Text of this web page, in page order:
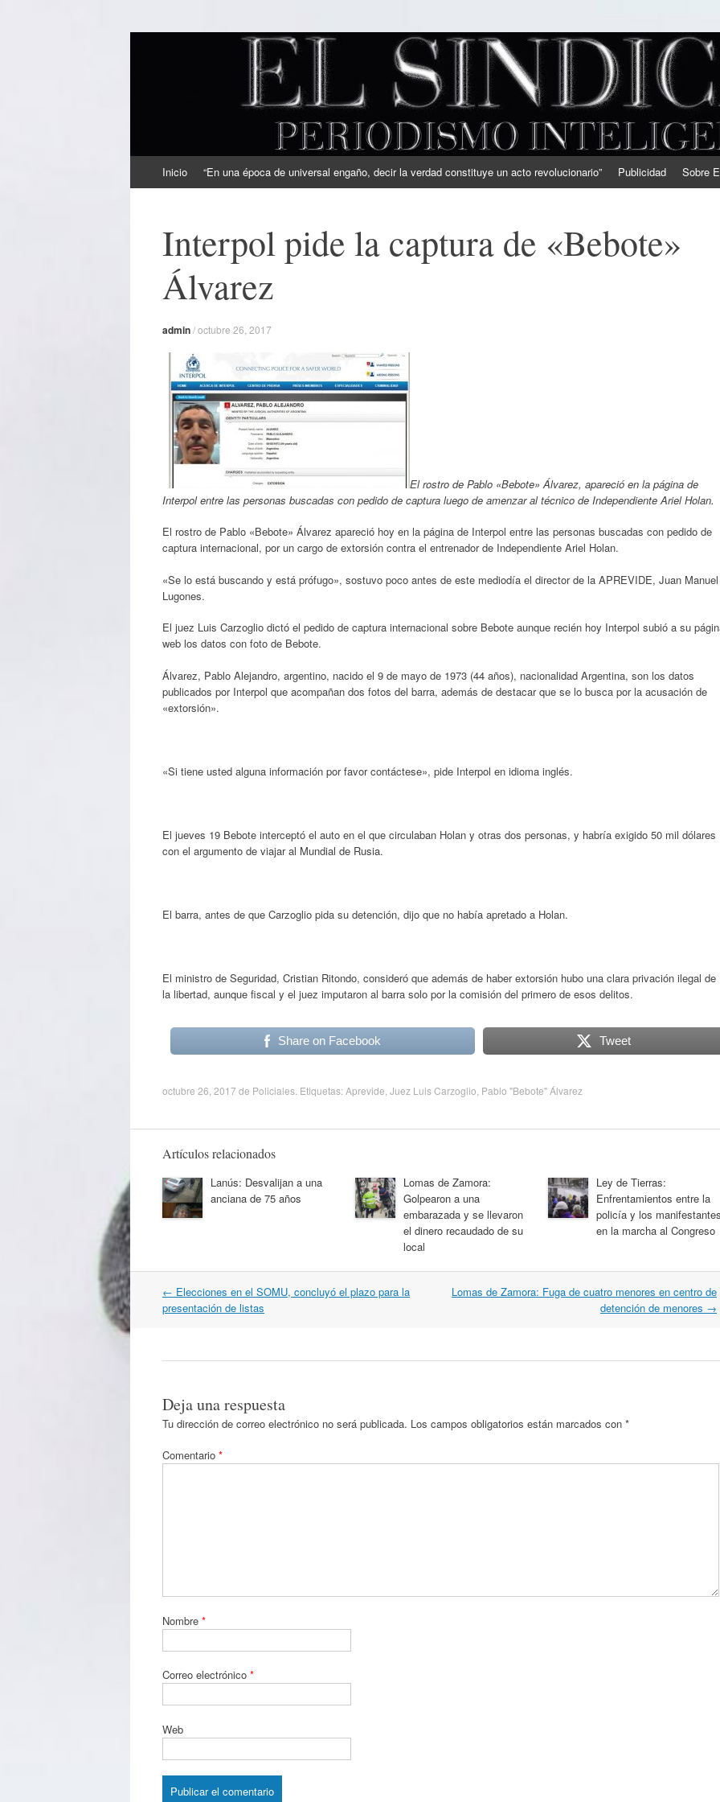
EL SINDICAL
Periodismo Inteligente
al
Inicio “En una época de universal engaño, decir la verdad constituye un acto revolucionario” Publicidad Sobre
Interpol pide la captura de «Bebote»
Álvarez
admin/octubre 26, 2017
El rostro de Pablo «Bebote» Álvarez, apareció en la página de
Interpol entre las personas buscadas con pedido de captura luego de amenzar al técnico de Independiente Ariel Holan.
El rostro de Pablo «Bebote» Álvarez apareció hoy en la página de Interpol entre las personas buscadas con pedido de
captura internacional, por un cargo de extorsión contra el entrenador de Independiente Ariel Holan.
«Se lo está buscando y está prófugo», sostuvo poco antes de este mediodía el director de la APREVIDE, Juan Manuel
Lugones.
El juez Luis Carzoglio dictó el pedido de captura internacional sobre Bebote aunque recién hoy Interpol subió a su
web los datos con foto de Bebote.
Álvarez, Pablo Alejandro, argentino, nacido el 9 de mayo de 1973 (44 años), nacionalidad Argentina, son los datos
publicados por Interpol que acompañan dos fotos del barra, además de destacar que se lo busca por la acusación de
«extorsión».
«Si tiene usted alguna información por favor contáctese», pide Interpol en idioma inglés.
El jueves 19 Bebote interceptó el auto en el que circulaban Holan y otras dos personas, y habría exigido 50 mil dólares
con el argumento de viajar al Mundial de Rusia.
El barra, antes de que Carzoglio pida su detención, dijo que no había apretado a Holan.
El ministro de Seguridad, Cristian Ritondo, consideró que además de haber extorsión hubo una clara privación ilegal de
la libertad, aunque fiscal y el juez imputaron al barra solo por la comisión del primero de esos delitos.
Share on Facebook Tweet
octubre 26, 2017 de Policiales . Etiquetas:Aprevide Juez Luis Carzoglio Pablo "Bebote" Álvarez
Artículos relacionados
Lanús: Desvalijan a una
anciana de 75 años
Lomas de Zamora:
Golpearon a una
embarazada y se llevaron
el dinero recaudado de su
local
Ley de Tierras:
Enfrentamientos entre la
policía y los
en la marcha al Congreso
Navegación
por
← Elecciones en el SOMU, concluyó el plazo para la
presentación de listas
Lomas de Zamora: Fuga de cuatro menores en centro de
detención de menores →
Deja una respuesta
Tu dirección de correo electrónico no será publicada. Los campos obligatorios están marcados con *
Comentario *
Nombre *
Correo electrónico *
Web